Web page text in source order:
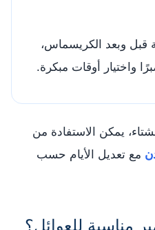
وبعد الكريسماس،
واختيار أوقات مبكرة.
يمكن الاستفادة من
مع تعديل الأيام حسب
مناسبة للعوائل؟